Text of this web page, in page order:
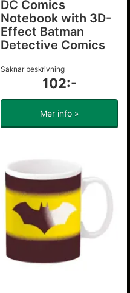
DC Comics
Notebook with 3D-
Effect Batman
Detective Comics
Saknar beskrivning
102:-
Mer info »